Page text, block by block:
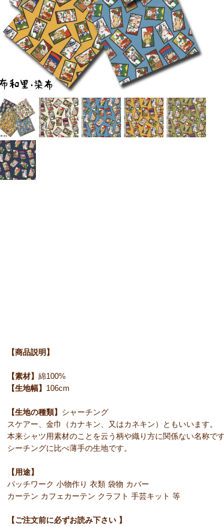
【商品説明】
【素材】 綿100%
【生地幅】 106cm
【生地の種類】 シャーチング
スケアー、金巾（カナキン、又はカネキン）ともいいます。
本来シャツ用素材のことを云う柄や織り方に関係ない名称です
シーチングに比べ薄手の生地です。
【用途】
パッチワーク 小物作り 衣類 袋物 カバー
カーテン カフェカーテン クラフト 手芸キット 等
【ご注文前に必ずお読み下さい 】